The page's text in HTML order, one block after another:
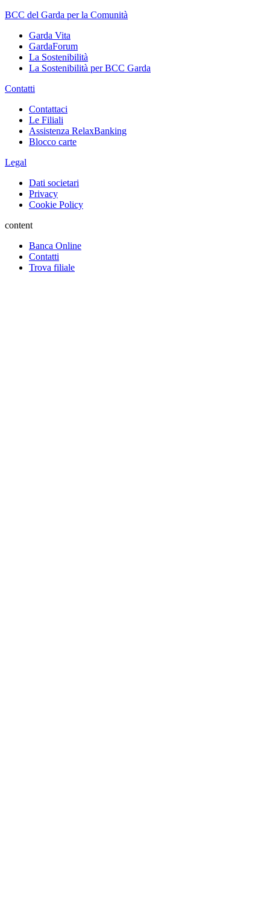
BCC del Garda per la Comunità
Garda Vita
GardaForum
La Sostenibilità
La Sostenibilità per BCC Garda
Contatti
Contattaci
Le Filiali
Assistenza RelaxBanking
Blocco carte
Legal
Dati societari
Privacy
Cookie Policy
content
Banca Online
Contatti
Trova filiale